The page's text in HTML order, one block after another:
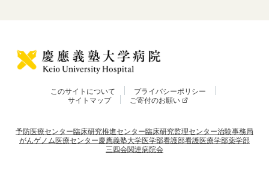
このサイトについて
プライバシーポリシー
サイトマップ
ご寄付のお願い
予防医療センター臨床研究推進センター臨床研究監理センター治験事務局
がんゲノム医療センター慶應義塾大学医学部看護部看護医療学部薬学部
三四会関連病院会